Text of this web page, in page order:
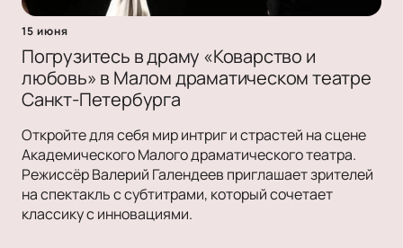
15 июня
Погрузитесь в драму «Коварство и
любовь» в Малом драматическом театре
Санкт-Петербурга
Откройте для себя мир интриг и страстей на сцене
Академического Малого драматического театра.
Режиссёр Валерий Галендеев приглашает зрителей
на спектакль с субтитрами, который сочетает
классику с инновациями.